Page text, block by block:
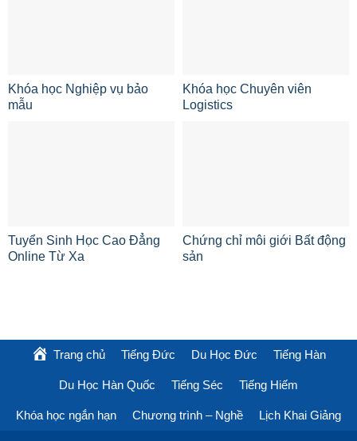
Khóa học Nghiệp vụ bảo
mẫu
Khóa học Chuyên viên
Logistics
Tuyển Sinh Học Cao Đẳng
Online Từ Xa
Chứng chỉ môi giới Bất động
sản
Trang chủ Tiếng Đức Du Học Đức Tiếng Hàn
Du Học Hàn Quốc Tiếng Séc Tiếng Hiếm
Khóa học ngắn hạn Chương trình – Nghề Lịch Khai Giảng